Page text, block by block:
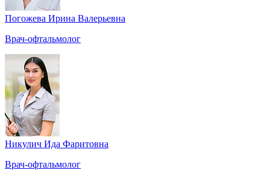
Погожева Ирина Валерьевна
Врач-офтальмолог
Никулич Ида Фаритовна
Врач-офтальмолог